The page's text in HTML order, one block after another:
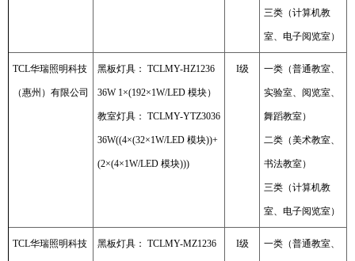
三类（计算机教
室、电子阅览室）
TCL华瑞照明科技
（惠州）有限公司
黑板灯具： TCLMY-HZ1236
36W 1×(192×1W/LED 模块）
教室灯具： TCLMY-YTZ3036
36W((4×(32×1W/LED 模块))+
(2×(4×1W/LED 模块)))
I级 一类（普通教室、
实验室、阅览室、
舞蹈教室）
二类（美术教室、
书法教室）
三类（计算机教
室、电子阅览室）
TCL华瑞照明科技 黑板灯具： TCLMY-MZ1236 I级 一类（普通教室、